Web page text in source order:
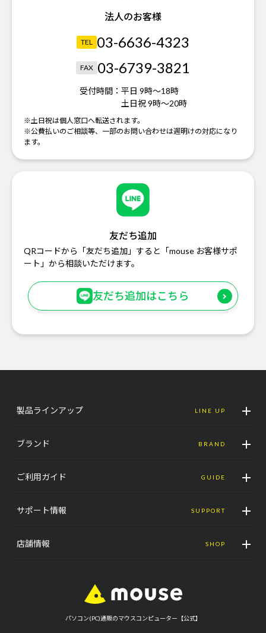
法人のお客様
TEL 03-6636-4323
FAX 03-6739-3821
受付時間： 平日 9時～18時
土日祝 9時～20時
※土日祝は個人窓口へ転送されます。
※公費払いのご相談等、一部のお問い合わせは週明けの対応になり
ます。
友だち追加
QRコードから「友だち追加」すると「mouse お客様サポ
ート」から相談いただけます。
友だち追加はこちら
製品ラインアップ LINE UP
ブランド BRAND
ご利用ガイド GUIDE
サポート情報 SUPPORT
店舗情報 SHOP
パソコン(PC)通販のマウスコンピューター【公式】